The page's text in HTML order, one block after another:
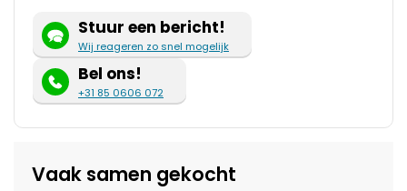
Stuur een bericht!
Wij reageren zo snel mogelijk
Bel ons!
+31 85 0606 072
Vaak samen gekocht